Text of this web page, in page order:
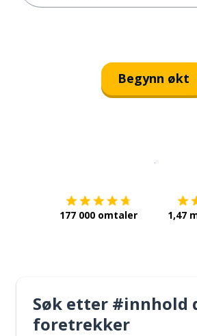
Begynn økt
177 000 omtaler 1,47
Søk etter #innhold
foretrekker